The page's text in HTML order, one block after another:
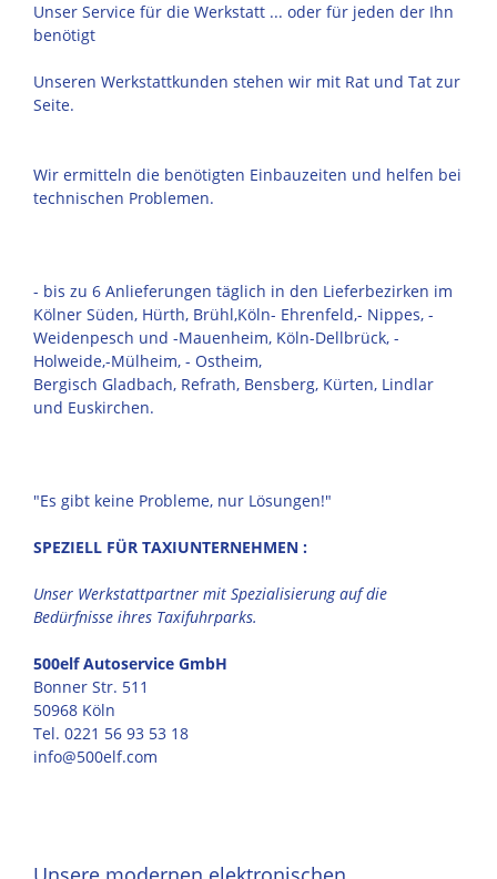
Unser Service für die Werkstatt ... oder für jeden der Ihn
benötigt
Unseren Werkstattkunden stehen wir mit Rat und Tat zur
Seite.
Wir ermitteln die benötigten Einbauzeiten und helfen bei
technischen Problemen.
- bis zu 6 Anlieferungen täglich in den Lieferbezirken im
Kölner Süden, Hürth, Brühl,Köln- Ehrenfeld,- Nippes, -
Weidenpesch und -Mauenheim, Köln-Dellbrück, -
Holweide,-Mülheim, - Ostheim,
Bergisch Gladbach, Refrath, Bensberg, Kürten, Lindlar
und Euskirchen.
"Es gibt keine Probleme, nur Lösungen!"
SPEZIELL FÜR TAXIUNTERNEHMEN :
Unser Werkstattpartner mit Spezialisierung auf die
Bedürfnisse ihres Taxifuhrparks.
500elf Autoservice GmbH
Bonner Str. 511
50968 Köln
Tel. 0221 56 93 53 18
info@500elf.com